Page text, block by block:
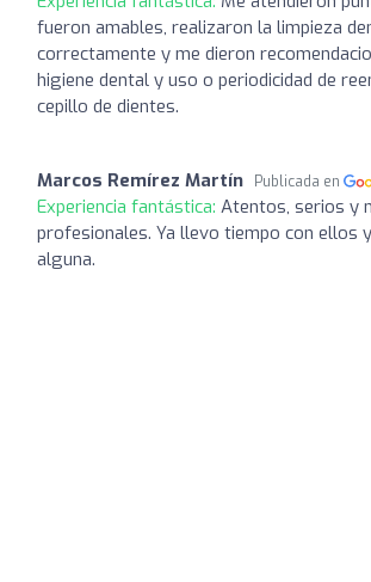
fueron amables, realizaron la limpieza
correctamente y me dieron
higiene dental y uso o periodicidad de
cepillo de dientes.
Marcos Remírez Martín Publicada en
Experiencia fantástica: Atentos, serios y
profesionales. Ya llevo tiempo con ellos
alguna.